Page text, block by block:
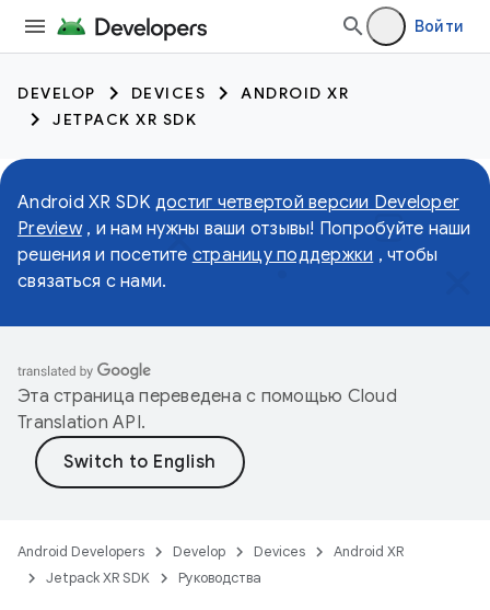
Войти
DEVELOP DEVICES
ANDROID XR
JETPACK XR SDK
Android XR SDK достиг четвертой версии Developer
Preview, и нам нужны ваши отзывы! Попробуйте наши
решения и посетите страницу поддержки , чтобы
связаться с нами.
Эта страница переведена с помощью Cloud
Translation API.
Android Developers Develop Devices
Android XR
Jetpack XR SDK
Руководства